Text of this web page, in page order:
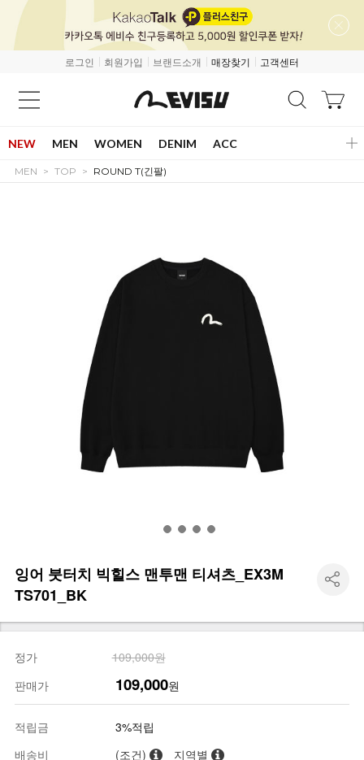
로그인 회원가입 브랜드소개 매장찾기 고객센터
NEW MEN WOMEN DENIM ACC
MEN TOP ROUND T(긴팔)
잉어 붓터치 빅힐스 맨투맨 티셔츠_EX3M
TS701_BK
정가
109,000원
판매가
109,000원
적립금
3%적립
배송비
(조건) 지역별